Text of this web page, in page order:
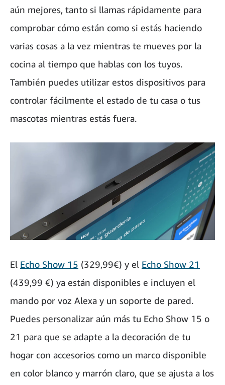
aún mejores, tanto si llamas rápidamente para
comprobar cómo están como si estás haciendo
varias cosas a la vez mientras te mueves por la
cocina al tiempo que hablas con los tuyos.
También puedes utilizar estos dispositivos para
controlar fácilmente el estado de tu casa o tus
mascotas mientras estás fuera.
El Echo Show 15 (329,99€) y el Echo Show 21
(439,99 €) ya están disponibles e incluyen el
mando por voz Alexa y un soporte de pared.
Puedes personalizar aún más tu Echo Show 15 o
21 para que se adapte a la decoración de tu
hogar con accesorios como un marco disponible
en color blanco y marrón claro, que se ajusta a los